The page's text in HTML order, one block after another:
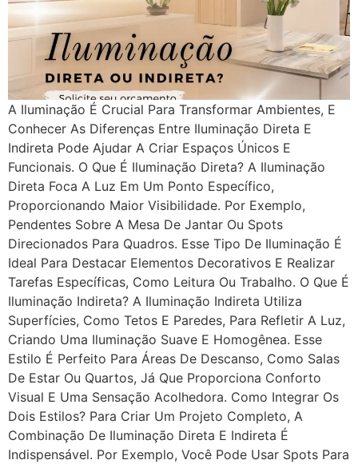
A Iluminação É Crucial Para Transformar Ambientes, E
Conhecer As Diferenças Entre Iluminação Direta E
Indireta Pode Ajudar A Criar Espaços Únicos E
Funcionais. O Que É Iluminação Direta? A Iluminação
Direta Foca A Luz Em Um Ponto Específico,
Proporcionando Maior Visibilidade. Por Exemplo,
Pendentes Sobre A Mesa De Jantar Ou Spots
Direcionados Para Quadros. Esse Tipo De Iluminação É
Ideal Para Destacar Elementos Decorativos E Realizar
Tarefas Específicas, Como Leitura Ou Trabalho. O Que É
Iluminação Indireta? A Iluminação Indireta Utiliza
Superfícies, Como Tetos E Paredes, Para Refletir A Luz,
Criando Uma Iluminação Suave E Homogênea. Esse
Estilo É Perfeito Para Áreas De Descanso, Como Salas
De Estar Ou Quartos, Já Que Proporciona Conforto
Visual E Uma Sensação Acolhedora. Como Integrar Os
Dois Estilos? Para Criar Um Projeto Completo, A
Combinação De Iluminação Direta E Indireta É
Indispensável. Por Exemplo, Você Pode Usar Spots Para